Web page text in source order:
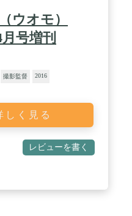
ウオモ）
号増刊
撮影監督 2016
しく見る
レビューを書く